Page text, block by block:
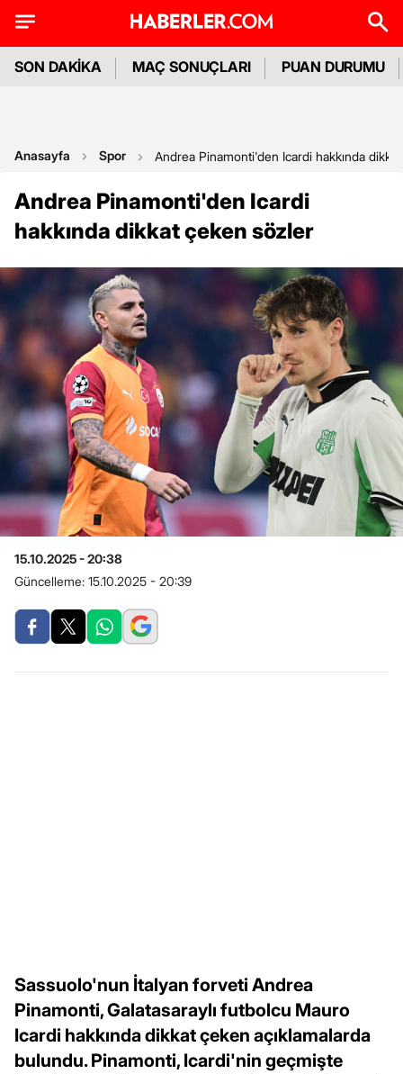
SON DAKİKA MAÇ SONUÇLARI PUAN DURUMU
Anasayfa Spor Andrea Pinamonti'den Icardi hakkında
Andrea Pinamonti'den Icardi
hakkında dikkat çeken sözler
15.10.2025 - 20:38
Güncelleme: 15.10.2025 - 20:39
Sassuolo'nun İtalyan forveti Andrea
Pinamonti, Galatasaraylı futbolcu Mauro
Icardi hakkında dikkat çeken açıklamalarda
bulundu. Pinamonti, Icardi'nin geçmişte